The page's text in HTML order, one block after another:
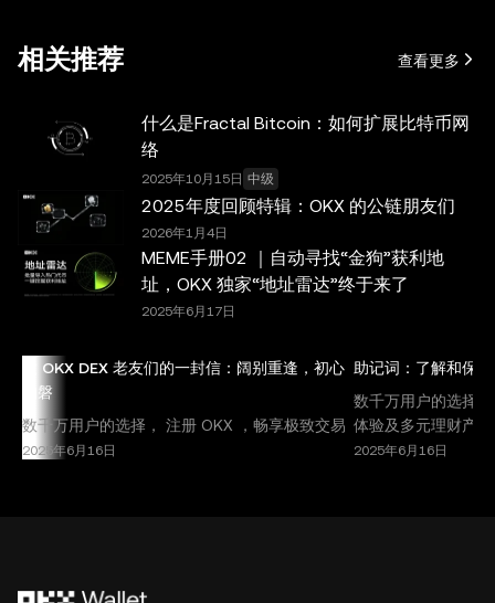
(AI) 工具生成或辅助。虽然我们在编写相关数据和图表时已
何事实错误或遗漏承担任何责任。OKX Wallet 及相关服务
并非由欧易交易所直接提供，受
相关推荐 查看更多
什么是Fractal Bitcoin：如何扩展比特币网
络
2025年10月15日 中级
2025年度回顾特辑：OKX 的公链朋友们
2026年1月4日
MEME手册02 ｜自动寻找“金狗”获利地
址，OKX 独家“地址雷达”终于来了
2025年6月17日
致 OKX DEX 老友们的一封信：阔别重逢，初心
如磐
数千万用户的选择， 注册 OKX ，畅享极致交易
体验及多元理财产品。 致 OKX DEX 的朋友们：
2025年6月16日
助记词：了解和保
数千万用户的选择
体验及多元理财产
扩展，越来越多的
2025年6月16日